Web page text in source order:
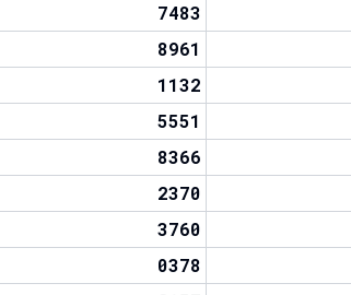
7483
8961
1132
5551
8366
2370
3760
0378